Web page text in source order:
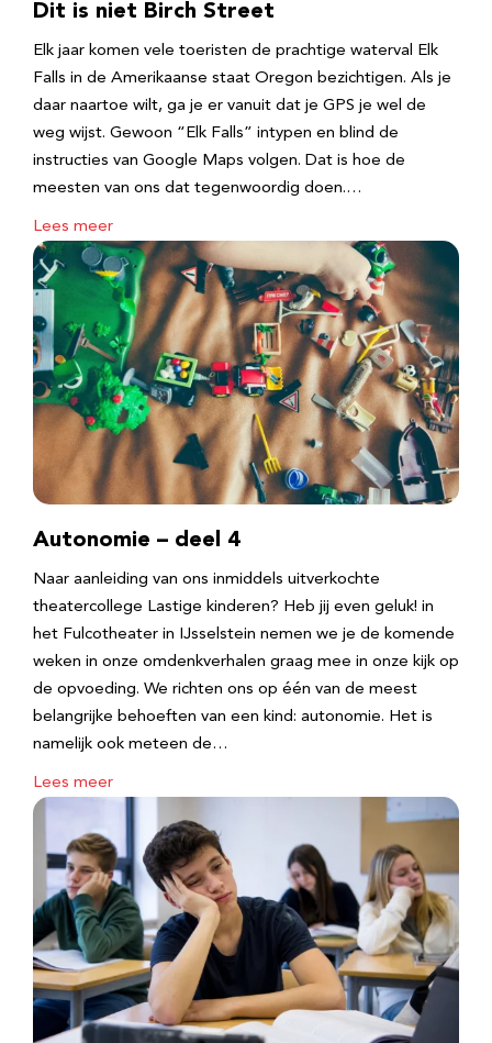
Dit is niet Birch Street
Elk jaar komen vele toeristen de prachtige waterval Elk
Falls in de Amerikaanse staat Oregon bezichtigen. Als je
daar naartoe wilt, ga je er vanuit dat je GPS je wel de
weg wijst. Gewoon “Elk Falls” intypen en blind de
instructies van Google Maps volgen. Dat is hoe de
meesten van ons dat tegenwoordig doen.…
Lees meer
Autonomie – deel 4
Naar aanleiding van ons inmiddels uitverkochte
theatercollege Lastige kinderen? Heb jij even geluk! in
het Fulcotheater in IJsselstein nemen we je de komende
weken in onze omdenkverhalen graag mee in onze kijk op
de opvoeding. We richten ons op één van de meest
belangrijke behoeften van een kind: autonomie. Het is
namelijk ook meteen de…
Lees meer